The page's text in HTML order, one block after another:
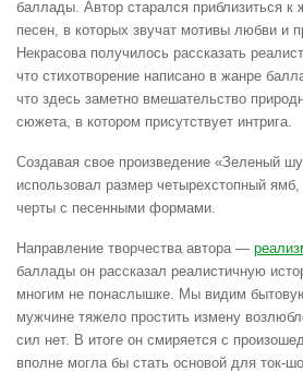
баллады. Автор старался приблизиться к
песен, в которых звучат мотивы любви и
Некрасова получилось рассказать
что стихотворение написано в жанре
что здесь заметно вмешательство
сюжета, в котором присутствует интрига.
Создавая свое произведение «Зеленый
использовал размер четырехстопный
черты с песенными формами.
Направление творчества автора —
баллады он рассказал реалистичную
многим не понаслышке. Мы видим
мужчине тяжело простить измену
сил нет. В итоге он смиряется с
вполне могла бы стать основой для ток-